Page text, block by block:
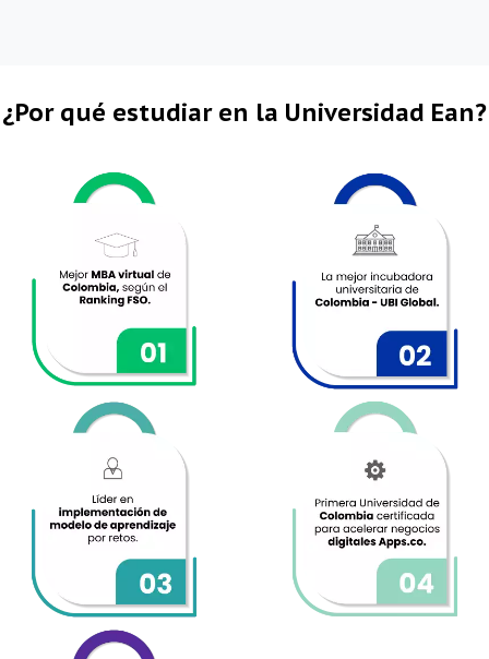
¿Por qué estudiar en la Universidad Ean?